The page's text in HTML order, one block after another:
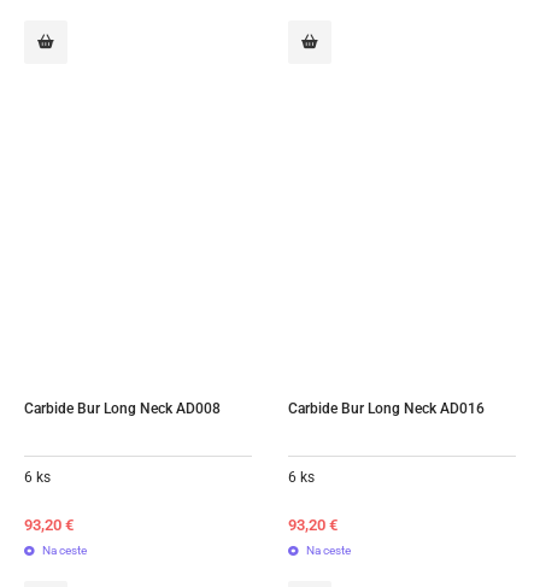
Carbide Bur Long Neck AD008
6 ks
93,20 €
Na ceste
Carbide Bur Long Neck AD016
6 ks
93,20 €
Na ceste